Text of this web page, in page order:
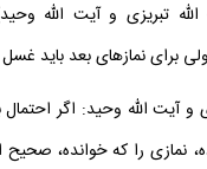
تبريزى و آيت الله
براى نمازهاى بعد بايد غسل
و آيت الله وحيد: اگر
نمازى را كه خوانده،